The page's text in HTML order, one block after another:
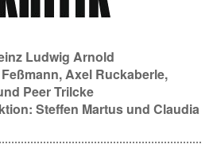
Ludwig Arnold
,Axel Ruckaberle,
Peer Trilcke
Steffen Martus und Claudia